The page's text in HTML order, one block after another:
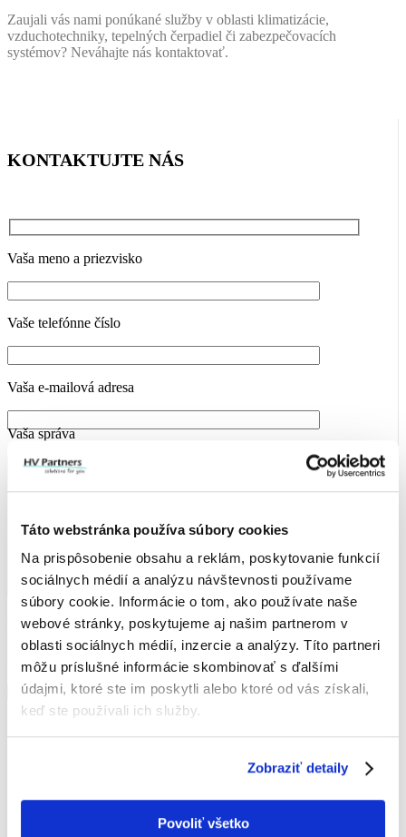
Táto webstránka používa súbory cookies
Na prispôsobenie obsahu a reklám, poskytovanie funkcií
sociálnych médií a analýzu návštevnosti používame
súbory cookie. Informácie o tom, ako používate naše
webové stránky, poskytujeme aj našim partnerom v
oblasti sociálnych médií, inzercie a analýzy. Títo partneri
môžu príslušné informácie skombinovať s ďalšími
údajmi, ktoré ste im poskytli alebo ktoré od vás získali,
keď ste používali ich služby.
Zobraziť detaily
Povoliť všetko
Zaujali vás nami ponúkané služby v oblasti klimatizácie,
vzduchotechniky, tepelných čerpadiel či zabezpečovacích
systémov? Neváhajte nás kontaktovať.
KONTAKTUJTE NÁS
Vaša meno a priezvisko
Vaše telefónne číslo
Vaša e-mailová adresa
Vaša správa
Vaše osobné údaje spracúvame za účelom vybavenia Vašej
požiadavky. Viac informácií nájdete v
Zásadách ochrany osobných
údajov.
KONTAKTNÉ ÚDAJE